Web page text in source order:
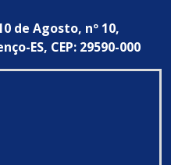
de Agosto, nº 10,
ES, CEP: 29590-000